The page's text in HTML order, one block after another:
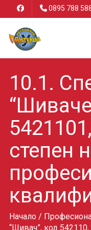
0895 788
10.1.
степен
Начало/
“Шивач”, код 542110,